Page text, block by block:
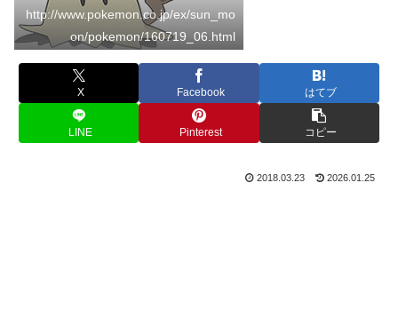
http://www.pokemon.co.jp/ex/sun_mo
on/pokemon/160719_06.html
X Facebook はてブ
LINE Pinterest コピー
2018.03.23 2026.01.25